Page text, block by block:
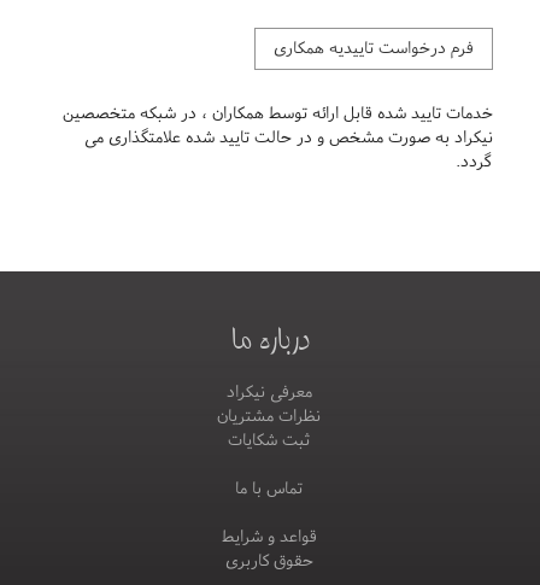
فرم درخواست تاییدیه همکاری
خدمات تایید شده قابل ارائه توسط همکاران ، در شبکه متخصصین
نیکراد به صورت مشخص و در حالت تایید شده علامتگذاری می
گردد.
درباره ما
معرفی نیکراد
نظرات مشتریان
ثبت شکایات
تماس با ما
قواعد و شرایط
حقوق کاربری